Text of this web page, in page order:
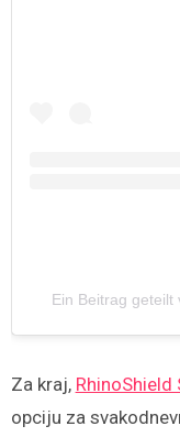
Ein Beitrag geteilt
Za kraj, RhinoShield
opciju za